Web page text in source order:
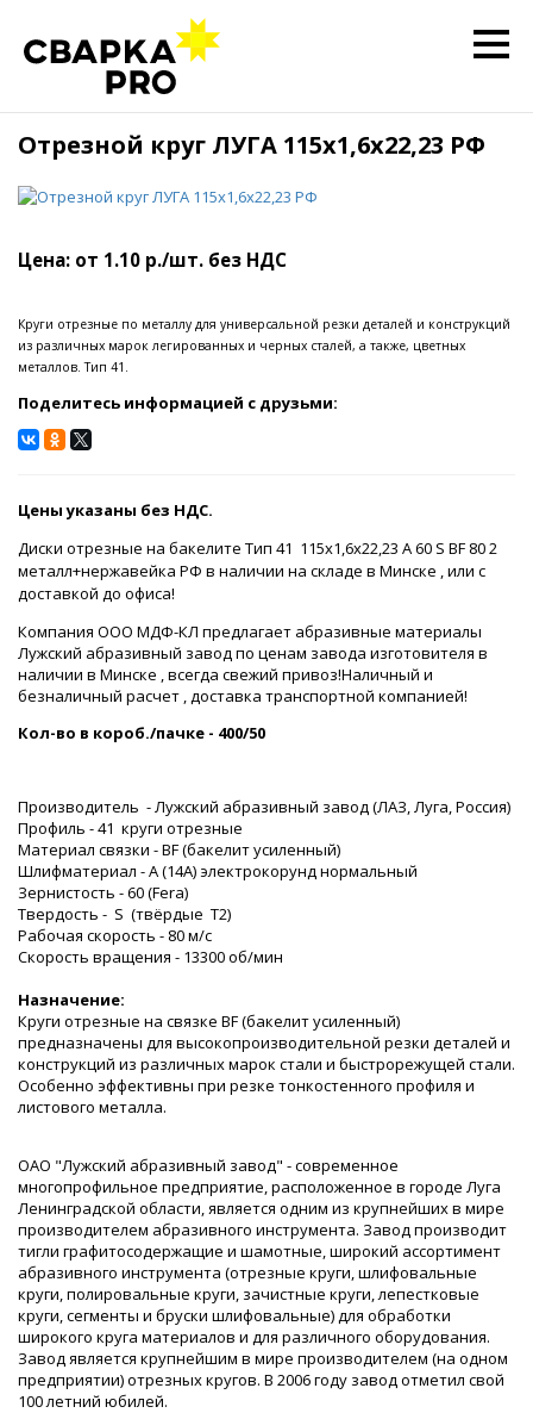
Отрезной круг ЛУГА 115x1,6x22,23 РФ
Цена: от 1.10 р./шт. без НДС
Круги отрезные по металлу для универсальной резки деталей и конструкций
из различных марок легированных и черных сталей, а также, цветных
металлов. Тип 41.
Поделитесь информацией с друзьми:
Цены указаны без НДС.
Диски отрезные на бакелите Тип 41 115х1,6х22,23 A 60 S BF 80 2
металл+нержавейка РФ в наличии на складе в Минске , или с
доставкой до офиса!
Компания ООО МДФ-КЛ предлагает абразивные материалы
Лужский абразивный завод по ценам завода изготовителя в
наличии в Минске , всегда свежий привоз!Наличный и
безналичный расчет , доставка транспортной компанией!
Кол-во в короб./пачке - 400/50
Производитель - Лужский абразивный завод (ЛАЗ, Луга, Россия)
Профиль - 41 круги отрезные
Материал связки - BF (бакелит усиленный)
Шлифматериал - A (14А) электрокорунд нормальный
Зернистость - 60 (Fera)
Твердость - S (твёрдые Т2)
Рабочая скорость - 80 м/с
Скорость вращения - 13300 об/мин
Назначение:
Круги отрезные на связке BF (бакелит усиленный)
предназначены для высокопроизводительной резки деталей и
конструкций из различных марок стали и быстрорежущей стали.
Особенно эффективны при резке тонкостенного профиля и
листового металла.
ОАО "Лужский абразивный завод" - современное
многопрофильное предприятие, расположенное в городе Луга
Ленинградской области, является одним из крупнейших в мире
производителем абразивного инструмента. Завод производит
тигли графитосодержащие и шамотные, широкий ассортимент
абразивного инструмента (отрезные круги, шлифовальные
круги, полировальные круги, зачистные круги, лепестковые
круги, сегменты и бруски шлифовальные) для обработки
широкого круга материалов и для различного оборудования.
Завод является крупнейшим в мире производителем (на одном
предприятии) отрезных кругов. В 2006 году завод отметил свой
100 летний юбилей.